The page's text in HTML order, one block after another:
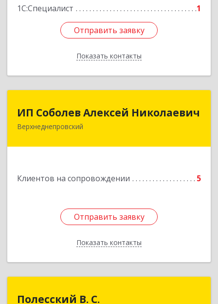
1С:Специалист
1
Отправить заявку
Показать контакты
Отправить заявку
Назад
ИП Соболев Алексей Николаевич
Верхнеднепровский
Клиентов на сопровождении 5
Отправить заявку
Показать контакты
ИП Соболев Алексей Николаевич
Отправить заявку
Назад
Полесский В. С.